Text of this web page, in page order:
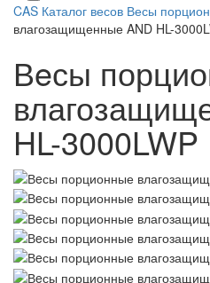
CAS Каталог весов Весы
влагозащищенные AND HL-
Вeсы
HL-3000LWP